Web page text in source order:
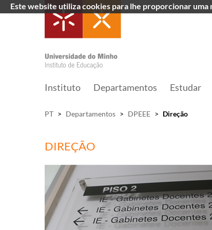
Instituto Departamentos Estudar
PT > Departamentos > DPEEE > Direção
DIREÇÃO
Este website utiliza cookies para lhe proporcionar